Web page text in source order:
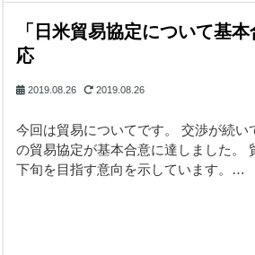
「日米貿易協定について基
応
2019.08.26 2019.08.26
今回は貿易についてです。 交渉が続い
の貿易協定が基本合意に達しました。
下旬を目指す意向を示しています。…